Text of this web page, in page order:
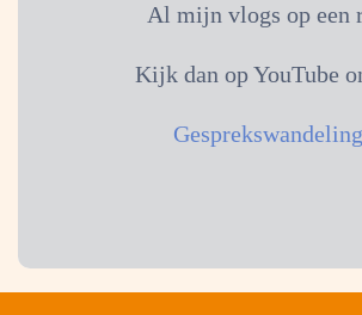
Al mijn vlogs op een
Kijk dan op YouTube
Gesprekswandeling